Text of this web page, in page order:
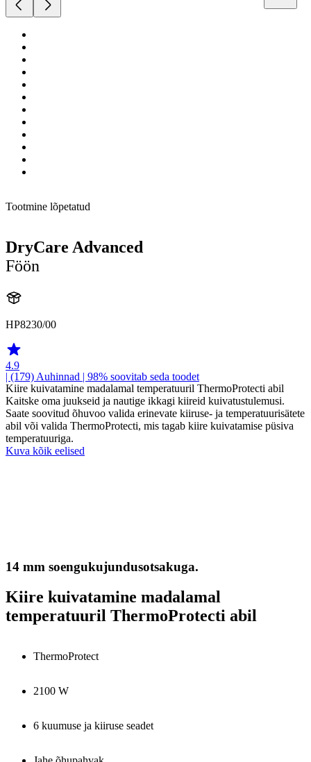
Tootmine lõpetatud
DryCare Advanced
Föön
HP8230/00
4.9
| (179) Auhinnad | 98% soovitab seda toodet
Kiire kuivatamine madalamal temperatuuril ThermoProtecti abil
Kaitske oma juukseid ja nautige ikkagi kiireid kuivatustulemusi.
Saate soovitud õhuvoo valida erinevate kiiruse- ja temperatuurisätete
abil või valida ThermoProtecti, mis tagab kiire kuivatamise püsiva
temperatuuriga.
Kuva kõik eelised
14 mm soengukujundusotsakuga.
Kiire kuivatamine madalamal
temperatuuril ThermoProtecti abil
ThermoProtect
2100 W
6 kuumuse ja kiiruse seadet